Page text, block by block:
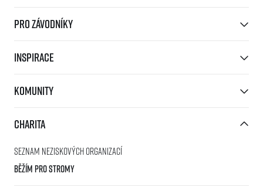
Pro závodníky
Inspirace
Komunity
Charita
Seznam neziskových organizací
Běžím pro stromy